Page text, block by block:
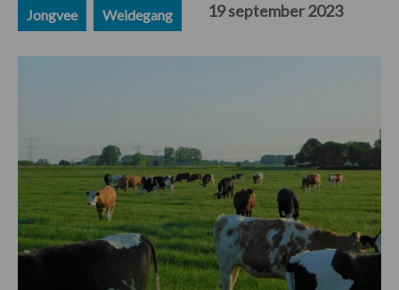
Jongvee Weidegang 19 september 2023